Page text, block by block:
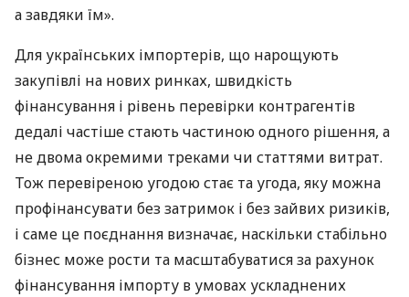
а завдяки їм».
Для українських імпортерів, що нарощують
закупівлі на нових ринках, швидкість
фінансування і рівень перевірки контрагентів
дедалі частіше стають частиною одного рішення, а
не двома окремими треками чи статтями витрат.
Тож перевіреною угодою стає та угода, яку можна
профінансувати без затримок і без зайвих ризиків,
і саме це поєднання визначає, наскільки стабільно
бізнес може рости та масштабуватися за рахунок
фінансування імпорту в умовах ускладнених